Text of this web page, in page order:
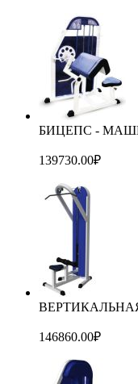
БИЦЕПС -
139730.00₽
ВЕРТИКАЛЬНАЯ
146860.00₽